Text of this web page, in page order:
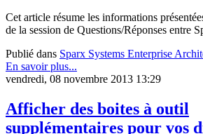
Cet article résume les informations
de la session de Questions/Réponses entre
Publié dans Sparx Systems Enterprise
En savoir plus...
vendredi, 08 novembre 2013 13:29
Afficher des boites à outil
supplémentaires pour vos